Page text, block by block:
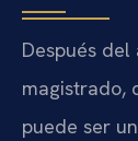
Después
magistrado,
puede ser